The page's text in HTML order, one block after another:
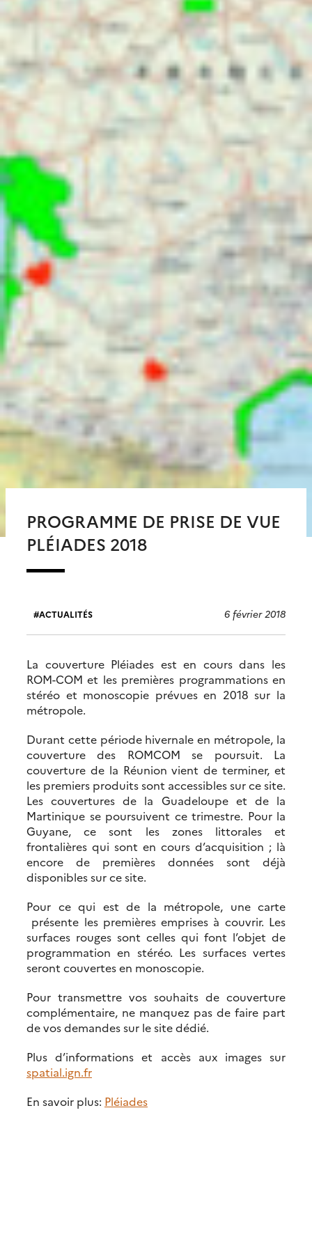
PROGRAMME DE PRISE DE VUE
PLÉIADES 2018
ACTUALITÉS 6 février 2018
La couverture Pléiades est en cours dans les
ROM-COM et les premières programmations en
stéréo et monoscopie prévues en 2018 sur la
métropole.
Durant cette période hivernale en métropole, la
couverture des ROMCOM se poursuit. La
couverture de la Réunion vient de terminer, et
les premiers produits sont accessibles sur ce site.
Les couvertures de la Guadeloupe et de la
Martinique se poursuivent ce trimestre. Pour la
Guyane, ce sont les zones littorales et
frontalières qui sont en cours d’acquisition ; là
encore de premières données sont déjà
disponibles sur ce site.
Pour ce qui est de la métropole, une carte
présente les premières emprises à couvrir. Les
surfaces rouges sont celles qui font l’objet de
programmation en stéréo. Les surfaces vertes
seront couvertes en monoscopie.
Pour transmettre vos souhaits de couverture
complémentaire, ne manquez pas de faire part
de vos demandes sur le site dédié.
Plus d’informations et accès aux images sur
spatial.ign.fr
En savoir plus: Pléiades